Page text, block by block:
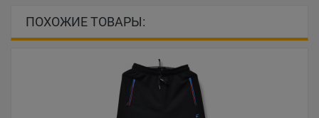
ПОХОЖИЕ ТОВАРЫ: